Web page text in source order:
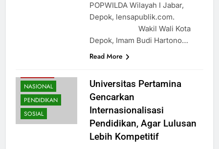
POPWILDA Wilayah I Jabar,
Depok, lensapublik.com.
Wakil Wali Kota
Depok, Imam Budi Hartono…
Read More
NASIONAL
PENDIDIKAN
SOSIAL
Universitas Pertamina
Gencarkan
Internasionalisasi
Pendidikan, Agar Lulusan
Lebih Kompetitif